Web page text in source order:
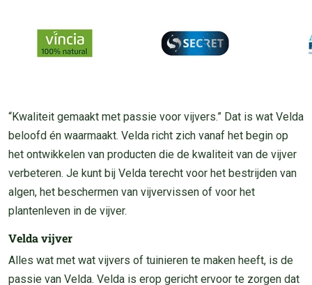
“Kwaliteit gemaakt met passie voor vijvers.” Dat is wat Velda
beloofd én waarmaakt. Velda richt zich vanaf het begin op
het ontwikkelen van producten die de kwaliteit van de vijver
verbeteren. Je kunt bij Velda terecht voor het bestrijden van
algen, het beschermen van vijvervissen of voor het
plantenleven in de vijver.
Velda vijver
Alles wat met wat vijvers of tuinieren te maken heeft, is de
passie van Velda. Velda is erop gericht ervoor te zorgen dat